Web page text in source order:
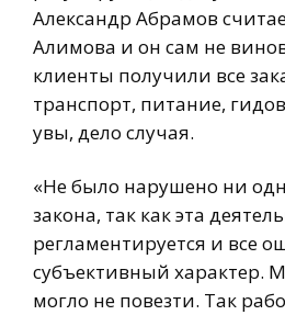
Александр Абрамов
Алимова и он сам не
клиенты получили все
транспорт, питание,
увы, дело случая.
«Не было нарушено ни
закона, так как эта
регламентируется и все
субъективный характер.
могло не повезти. Так